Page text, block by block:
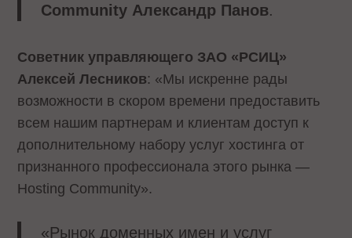
Community Александр Панов.
Советник управляющего ЗАО «РСИЦ»
Алексей Лесников: «Мы искренне рады
возможности в скором времени предоставить
всем нашим партнерам и клиентам доступ к
дополнительному набору услуг хостинга от
признанного профессионала этого рынка —
Hosting Community».
«Рынок доменных имен и услуг